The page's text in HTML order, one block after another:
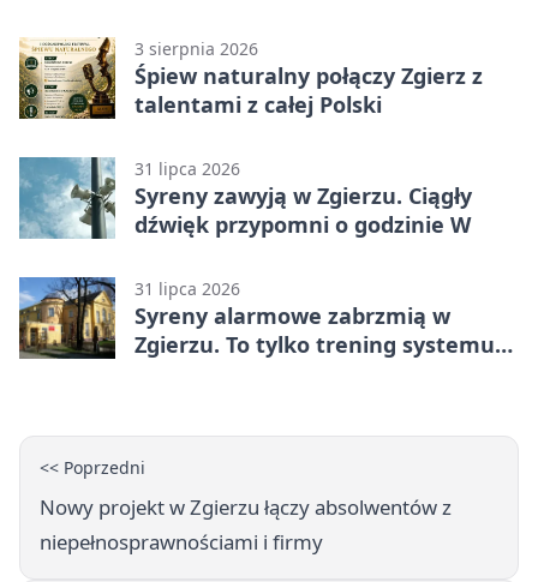
3 sierpnia 2026
Śpiew naturalny połączy Zgierz z
talentami z całej Polski
31 lipca 2026
Syreny zawyją w Zgierzu. Ciągły
dźwięk przypomni o godzinie W
31 lipca 2026
Syreny alarmowe zabrzmią w
Zgierzu. To tylko trening systemu
<< Poprzedni
Nowy projekt w Zgierzu łączy absolwentów z
niepełnosprawnościami i firmy